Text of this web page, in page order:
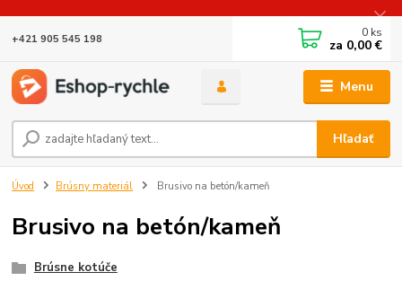
Menu
Hľadať
+421 905 545 198 0 ks
za 0,00 €
Úvod Brúsny materiál Brusivo na betón/kameň
Brusivo na betón/kameň
Brúsne kotúče